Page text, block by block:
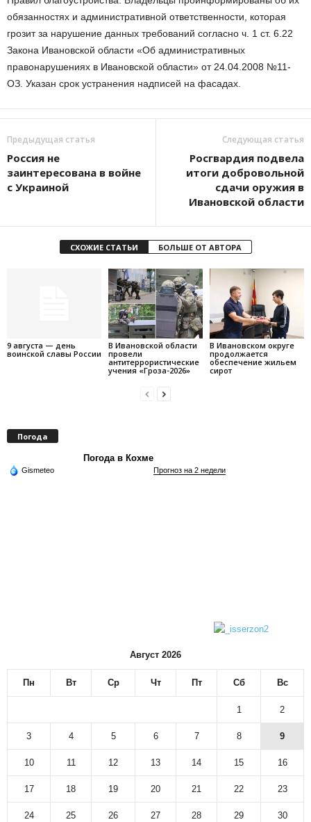
обязанностях и административной ответственности, которая
грозит за нарушение данных требований согласно ч. 1 ст. 6.22
Закона Ивановской области «Об административных
правонарушениях в Ивановской области» от 24.04.2008 №11-
ОЗ. Указан срок устранения надписей на фасадах.
Предыдущая статья
Россия не
заинтересована в войне
с Украиной
Следующая статья
Росгвардия подвела
итоги добровольной
сдачи оружия в
Ивановской области
СХОЖИЕ СТАТЬИ БОЛЬШЕ ОТ АВТОРА
9 августа — день
воинской славы России
В Ивановской области
провели
антитеррористические
учения «Гроза-2026»
В Ивановском округе
продолжается
обеспечение жильем
сирот
Погода
Погода в Кохме
Gismeteo Прогноз на 2 недели
Август 2026
Пн Вт Ср Чт Пт Сб Вс
1 2
3 4 5 6 7 8 9
10 11 12 13 14 15 16
17 18 19 20 21 22 23
24 25 26 27 28 29 30